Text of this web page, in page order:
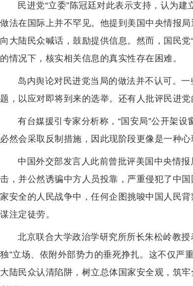
民进党“立委”陈冠廷对此表示支持，认为
做法在国际上并不罕见。他提到美国中央情报
向大陆民众喊话，鼓励提供信息。然而，国民
的情况下，核实相关信息的真实性存在困难。
岛内舆论对民进党当局的做法并不认可。
题，以应对即将到来的选举。还有人批评民进党
有台媒援引专家分析称，“国安局”公开架
必然会采取反制措施，因此现阶段更像是一种心
中国外交部发言人此前曾批评美国中央情
击，并公然诱骗中方人员投靠，严重侵犯了中
家安全的人民战争中，任何企图挑唆中国人民
谋注定徒劳。
北京联合大学政治学研究所所长朱松岭教
独”立场、依附外部势力的垂死挣扎。这不仅严
大陆民众认清陷阱，树立总体国家安全观，筑